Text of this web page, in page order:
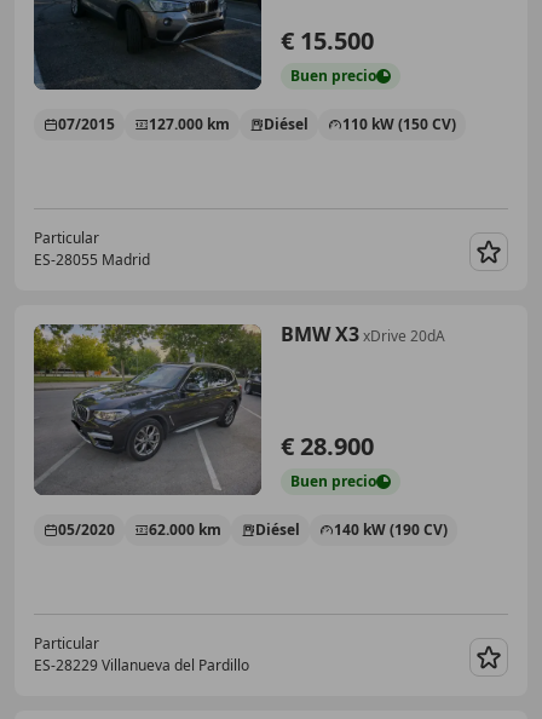
€ 15.500
Buen precio
07/2015 127.000 km Diésel 110 kW (150 CV)
Particular
ES-28055 Madrid
BMW X3xDrive 20dA
€ 28.900
Buen precio
05/2020 62.000 km Diésel 140 kW (190 CV)
Particular
ES-28229 Villanueva del Pardillo